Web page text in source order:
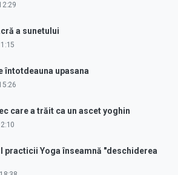
a sunetului
întotdeauna upasana
care a trăit ca un ascet yoghin
practicii Yoga înseamnă "deschiderea